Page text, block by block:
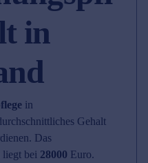
in
in
Gehalt
Das
liegt bei 28000 Euro.